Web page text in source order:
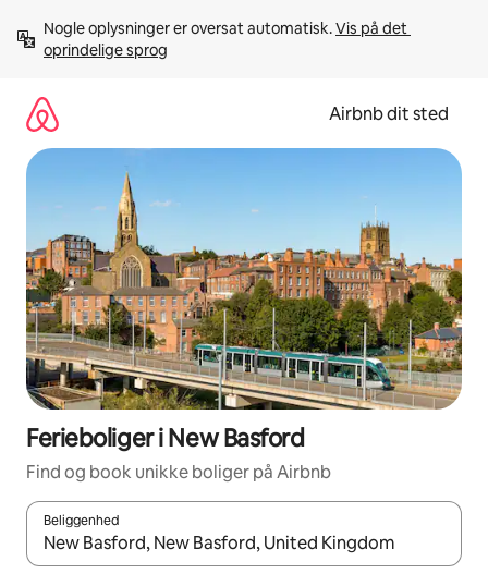
videre
Nogle oplysninger er oversat automatisk. Vis på det
oprindelige sprog
Airbnb dit sted
Ferieboliger i New Basford
Find og book unikke boliger på Airbnb
Beliggenhed
Når resultaterne er tilgængelige, skal du navigere med